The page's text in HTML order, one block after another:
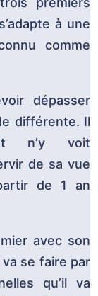
à une
comme
dépasser
différente. Il
n’y voit
de sa vue
de 1 an
avec son
se faire par
qu’il va